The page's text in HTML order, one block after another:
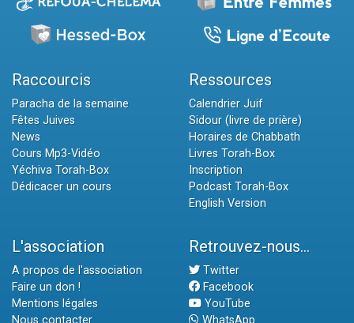
Raccourcis
Paracha de la semaine
Fêtes Juives
News
Cours Mp3-Vidéo
Yéchiva Torah-Box
Dédicacer un cours
Ressources
Calendrier Juif
Sidour (livre de prière)
Horaires de Chabbath
Livres Torah-Box
Inscription
Podcast Torah-Box
English Version
L'association
A propos de l'association
Faire un don !
Mentions légales
Nous contacter
Retrouvez-nous...
Twitter
Facebook
YouTube
WhatsApp